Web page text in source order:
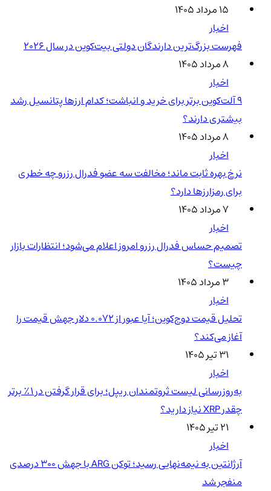
۱۵ مرداد ۱۴۰۵
اخبار
فهرست بزرگ‌ترین دارندگان دولتی بیت‌کوین در سال 2026
۸ مرداد ۱۴۰۵
اخبار
۹ آلت‌کوین برتر برای خرید و انباشت؛ کدام ارزها پتانسیل رشد
بیشتری دارند؟
۸ مرداد ۱۴۰۵
اخبار
نرخ بهره ثابت ماند؛ مخالفت سه عضو فدرال رزرو چه خطری
برای رمزارزها دارد؟
۷ مرداد ۱۴۰۵
اخبار
تصمیم حساس فدرال رزرو امروز اعلام می‌شود؛ انتظارات بازار
چیست؟
۳ مرداد ۱۴۰۵
اخبار
تحلیل قیمت دوج‌کوین؛ آیا عبور از ۰.۰۷۲ دلار جهش قیمت را
آغاز می‌کند؟
۳۱ تیر ۱۴۰۵
اخبار
به‌روزرسانی لیست ثروتمندان ریپل؛ برای قرار گرفتن در ۱٪ برتر
چقدر XRP نیاز دارید؟
۲۱ تیر ۱۴۰۵
اخبار
آرژانتین به نیمه‌نهایی رسید؛ توکن ARG با جهش ۳۰۰ درصدی
منفجر شد